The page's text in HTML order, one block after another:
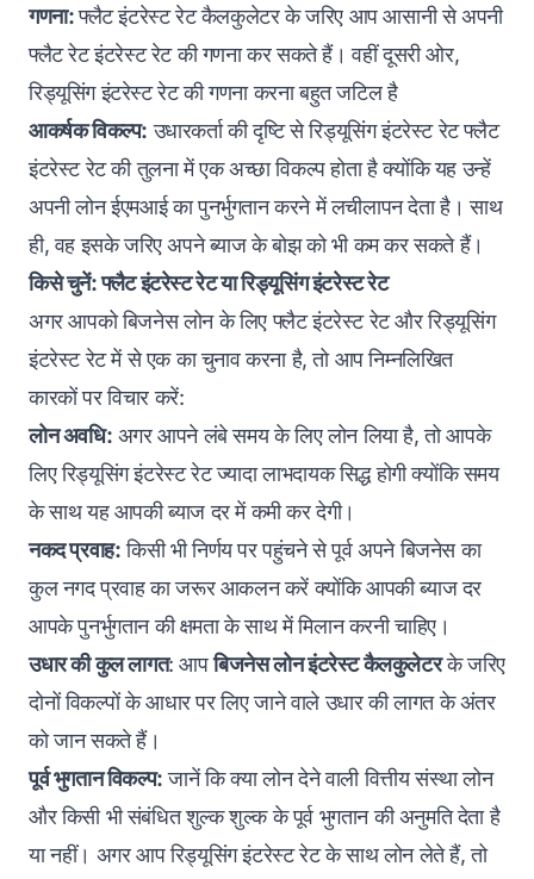
गणना‌:फ्लैट इंटरेस्ट रेट कैलकुलेटर के जरिए आप आसानी से अपनी
फ्लैट रेट इंटरेस्ट रेट की गणना कर सकते हैं। वहीं दूसरी ओर,
रिड्यूसिंग इंटरेस्ट रेट की गणना करना बहुत जटिल है
आकर्षक विकल्प: उधारकर्ता की दृष्टि से रिड्यूसिंग इंटरेस्ट रेट फ्लैट
इंटरेस्ट रेट की तुलना में एक अच्छा विकल्प होता है क्योंकि यह उन्हें
अपनी लोन ईएमआई का पुनर्भुगतान करने में लचीलापन देता है। साथ
ही, वह इसके जरिए अपने ब्याज के बोझ को भी कम कर सकते हैं।
किसे चुनें: फ्लैट इंटरेस्ट रेट या रिड्यूसिंग इंटरेस्ट रेट
अगर आपको बिजनेस लोन के लिए फ्लैट इंटरेस्ट रेट और रिड्यूसिंग
इंटरेस्ट रेट में से एक का चुनाव करना है, तो आप निम्नलिखित
कारकों पर विचार करें:
लोन अवधि: अगर आपने लंबे समय के लिए लोन लिया है, तो आपके
लिए रिड्यूसिंग इंटरेस्ट रेट ज्यादा लाभदायक सिद्ध होगी क्योंकि समय
के साथ यह आपकी ब्याज दर में कमी कर देगी।
नकद प्रवाह:किसी भी निर्णय पर पहुंचने से पूर्व अपने बिजनेस का
कुल नगद प्रवाह का जरूर आकलन करें क्योंकि आपकी ब्याज दर
आपके पुनर्भुगतान की क्षमता के साथ में मिलान करनी चाहिए।
उधार की कुल लागत: आपबिजनेस लोन इंटरेस्ट कैलकुलेटरके जरिए
दोनों विकल्पों के आधार पर लिए जाने वाले उधार की लागत के अंतर
को जान सकते हैं।
पूर्व भुगतान विकल्प:जानें कि क्या लोन देने वाली वित्तीय संस्था लोन
और किसी भी संबंधित शुल्क शुल्क के पूर्व भुगतान की अनुमति देता है
या नहीं‌। अगर आप रिड्यूसिंग इंटरेस्ट रेट के साथ लोन लेते हैं, तो